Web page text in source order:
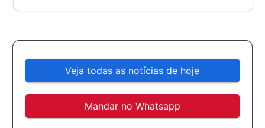
Veja todas as notícias de hoje
Mandar no Whatsapp